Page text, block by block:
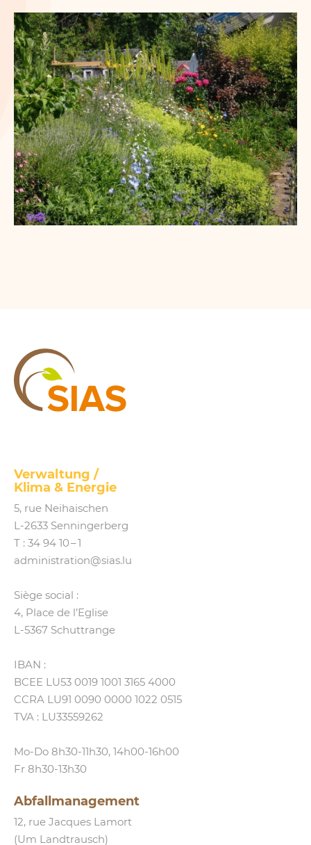
Verwaltung /
Klima & Energie
5, rue Neihaischen
L‑2633 Senningerberg
T : 34 94 10 – 1
administration@​sias.​lu
Siège social :
4, Place de l’Eglise
L‑5367 Schuttrange
IBAN :
BCEE LU53 0019 1001 3165 4000
CCRA LU91 0090 0000 1022 0515
TVA : LU33559262
Mo-Do 8h30-11h30, 14h00-16h00
Fr 8h30-13h30
Abfallmanagement
12, rue Jacques Lamort
(Um Landtrausch)